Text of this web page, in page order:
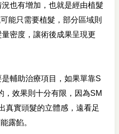
也有增加，也就是經由植髮
能只需要植髮，部分區域則
密度，讓術後成果呈現更
輔助治療項目， 如果單靠S
，效果則十分有限，因為SM
真實頭髮的立體感，遠看足
露餡。